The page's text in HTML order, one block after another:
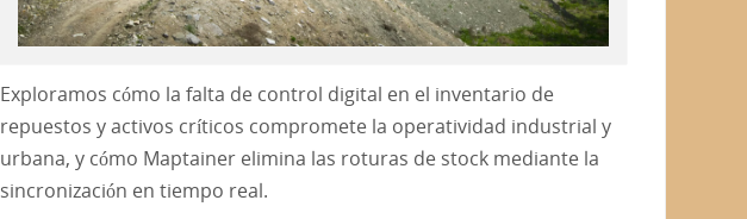
Exploramos cómo la falta de control digital en el inventario de
repuestos y activos críticos compromete la operatividad industrial y
urbana, y cómo Maptainer elimina las roturas de stock mediante la
sincronización en tiempo real.